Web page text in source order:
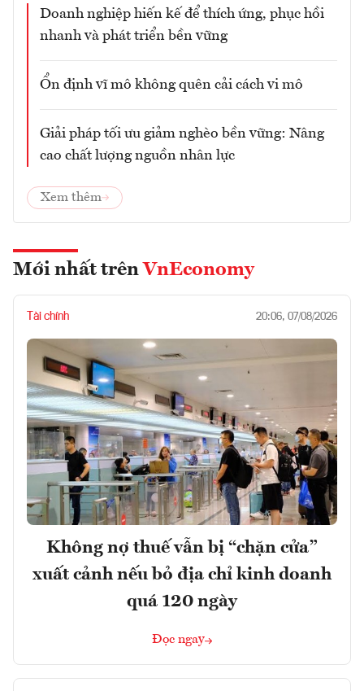
Doanh nghiệp hiến kế để thích ứng, phục hồi
nhanh và phát triển bền vững
Ổn định vĩ mô không quên cải cách vi mô
Giải pháp tối ưu giảm nghèo bền vững: Nâng
cao chất lượng nguồn nhân lực
Xem thêm
Mới nhất trên VnEconomy
Tài chính 20:06, 07/08/2026
Không nợ thuế vẫn bị “chặn cửa”
xuất cảnh nếu bỏ địa chỉ kinh doanh
quá 120 ngày
Đọc ngay